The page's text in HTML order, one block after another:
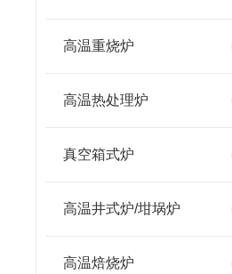
高温重烧炉
高温热处理炉
真空箱式炉
高温井式炉/坩埚炉
高温焙烧炉